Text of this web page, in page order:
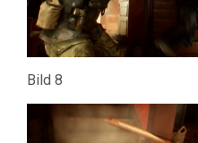
Bild 8